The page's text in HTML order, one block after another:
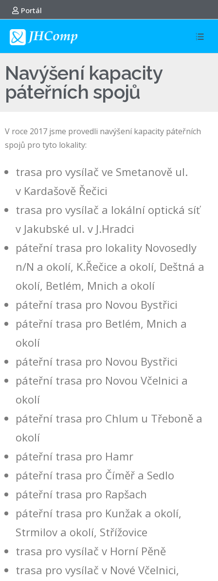
Portál
Navýšení kapacity
páteřních spojů
V roce 2017 jsme provedli navýšení kapacity páteřních
spojů pro tyto lokality:
trasa pro vysílač ve Smetanově ul.
v Kardašově Řečici
trasa pro vysílač a lokální optická síť
v Jakubské ul. v J.Hradci
páteřní trasa pro lokality Novosedly
n/N a okolí, K.Řečice a okolí, Deštná a
okolí, Betlém, Mnich a okolí
páteřní trasa pro Novou Bystřici
páteřní trasa pro Betlém, Mnich a
okolí
páteřní trasa pro Novou Bystřici
páteřní trasa pro Novou Včelnici a
okolí
páteřní trasa pro Chlum u Třeboně a
okolí
páteřní trasa pro Hamr
páteřní trasa pro Číměř a Sedlo
páteřní trasa pro Rapšach
páteřní trasa pro Kunžak a okolí,
Strmilov a okolí, Střížovice
trasa pro vysílač v Horní Pěně
trasa pro vysílač v Nové Včelnici,